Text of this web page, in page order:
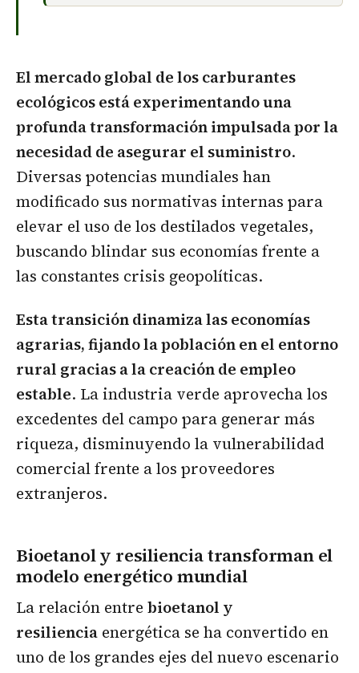
El mercado global de los carburantes
ecológicos está experimentando una
profunda transformación impulsada por la
necesidad de asegurar el suministro.
Diversas potencias mundiales han
modificado sus normativas internas para
elevar el uso de los destilados vegetales,
buscando blindar sus economías frente a
las constantes crisis geopolíticas.
Esta transición dinamiza las economías
agrarias, fijando la población en el entorno
rural gracias a la creación de empleo
estable. La industria verde aprovecha los
excedentes del campo para generar más
riqueza, disminuyendo la vulnerabilidad
comercial frente a los proveedores
extranjeros.
Bioetanol y resiliencia transforman el
modelo energético mundial
La relación entre bioetanol y
resiliencia energética se ha convertido en
uno de los grandes ejes del nuevo escenario